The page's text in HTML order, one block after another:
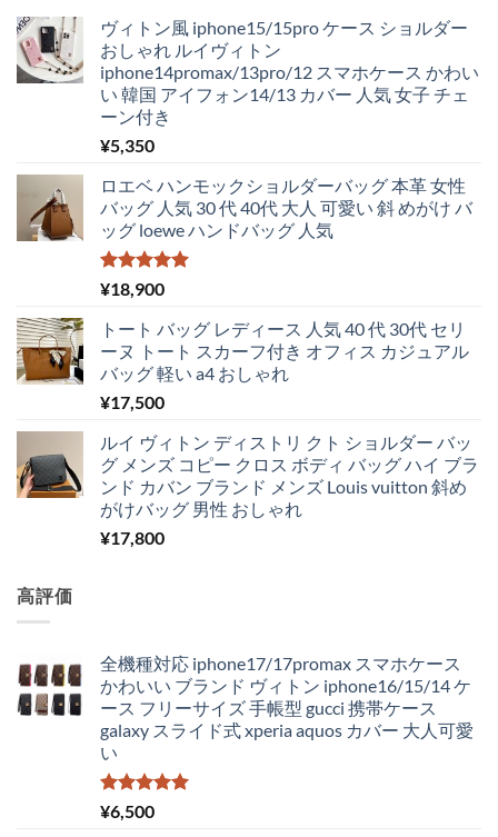
¥5,250
で
し
た。
¥4,830
で
す。
ヴィトン風 iphone15/15pro ケース ショルダー
おしゃれ ルイヴィトン
iphone14promax/13pro/12 スマホケース かわい
い 韓国 アイフォン14/13 カバー 人気 女子 チェ
ーン付き
¥5,350
ロエベ ハンモックショルダーバッグ 本革 女性
バッグ 人気 30 代 40代 大人 可愛い 斜 めがけ バ
ッグ loewe ハンドバッグ 人気
5段階中
5.00の評価
¥18,900
トート バッグ レディース 人気 40 代 30代 セリ
ーヌ トート スカーフ付き オフィス カジュアル
バッグ 軽い a4 おしゃれ
¥17,500
ルイ ヴィトン ディストリ クト ショルダー バッ
グ メンズ コピー クロス ボディ バッグ ハイ ブラ
ンド カバン ブランド メンズ Louis vuitton 斜め
がけバッグ 男性 おしゃれ
¥17,800
高評価
全機種対応 iphone17/17promax スマホケース
かわいい ブランド ヴィトン iphone16/15/14 ケ
ース フリーサイズ 手帳型 gucci 携帯ケース
galaxy スライド式 xperia aquos カバー 大人可愛
い
5段階中
5.00
¥6,500